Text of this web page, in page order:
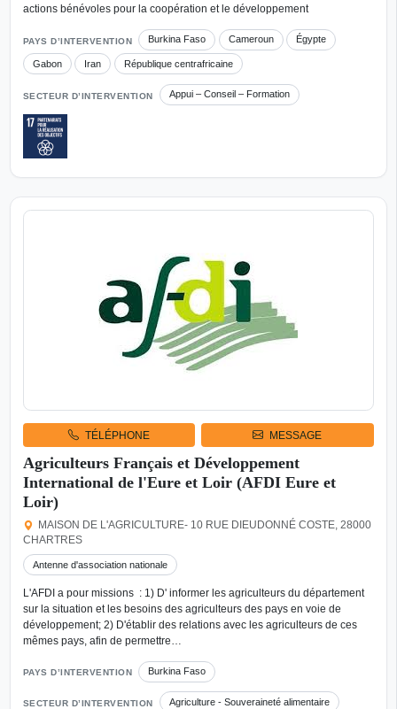
actions bénévoles pour la coopération et le développement
PAYS D’INTERVENTION Burkina Faso Cameroun Égypte
Gabon Iran République centrafricaine
SECTEUR D’INTERVENTION Appui – Conseil – Formation
TÉLÉPHONE MESSAGE
Agriculteurs Français et Développement
International de l'Eure et Loir (AFDI Eure et
Loir)
MAISON DE L'AGRICULTURE- 10 RUE DIEUDONNÉ COSTE, 28000
CHARTRES
Antenne d'association nationale
L'AFDI a pour missions : 1) D' informer les agriculteurs du département
sur la situation et les besoins des agriculteurs des pays en voie de
développement; 2) D'établir des relations avec les agriculteurs de ces
mêmes pays, afin de permettre…
PAYS D’INTERVENTION Burkina Faso
SECTEUR D’INTERVENTION Agriculture - Souveraineté alimentaire